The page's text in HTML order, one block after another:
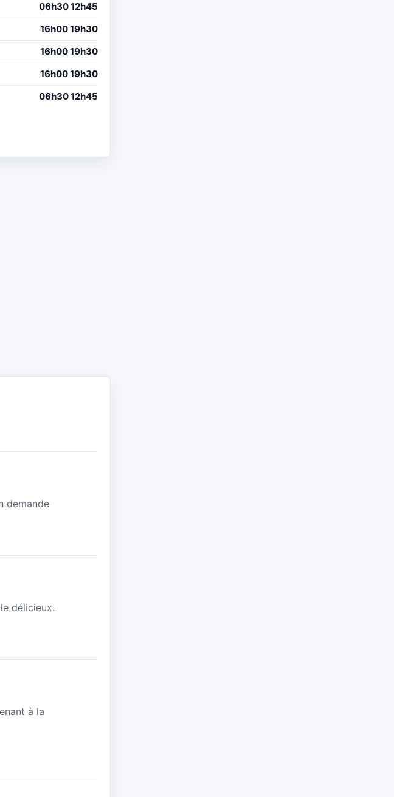
06h30 12h45
16h00 19h30
16h00 19h30
16h00 19h30
06h30 12h45
demande
délicieux.
à la